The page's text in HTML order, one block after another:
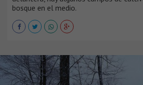
bosque en el medio.